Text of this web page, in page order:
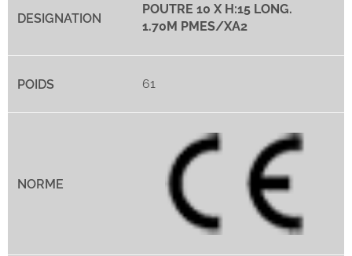
POUTRE 10 X H:15 LONG.
1.70M PMES/XA2
61